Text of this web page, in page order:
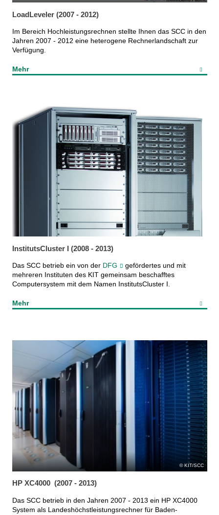
LoadLeveler (2007 - 2012)
Im Bereich Hochleistungsrechnen stellte Ihnen das SCC in den
Jahren 2007 - 2012 eine heterogene Rechnerlandschaft zur
Verfügung.
Mehr
InstitutsCluster I (2008 - 2013)
Das SCC betrieb ein von der DFG
gefördertes und mit
mehreren Instituten des KIT gemeinsam beschafftes
Computersystem mit dem Namen InstitutsCluster I.
Mehr
KIT/SCC
HP XC4000 (2007 - 2013)
Das SCC betrieb in den Jahren 2007 - 2013 ein HP XC4000
System als Landeshöchstleistungsrechner für Baden-